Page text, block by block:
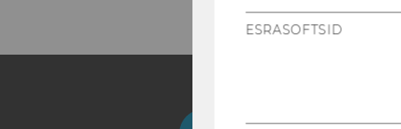
ESRASOFTSID